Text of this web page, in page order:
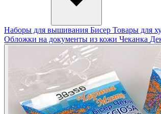
Наборы для вышивания Бисер Товары для
Обложки на документы из кожи Чеканка